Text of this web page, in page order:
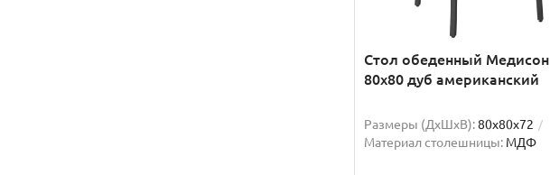
Стол обеденный Медисон
80х80 дуб американский
Размеры (ДхШxВ):80х80х72
Материал столешницы: МДФ